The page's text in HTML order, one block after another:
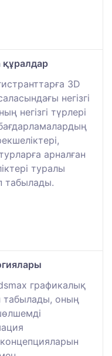
құралдар
3D
негізгі
негізгі түрлері
арналған
туралы
табылады.
графикалық
табылады, оның